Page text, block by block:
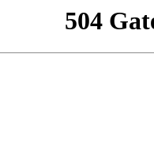
504